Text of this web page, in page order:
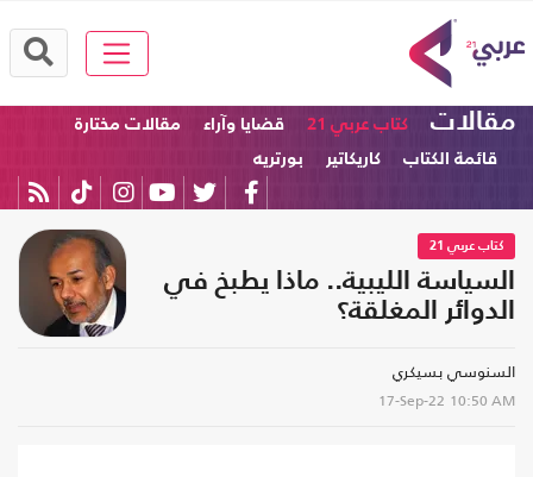
مقالات كتاب عربي 21 قضايا وآراء
مقالات مختارة
قائمة الكتاب
كاريكاتير بورتريه
كتاب عربي 21
السياسة الليبية.. ماذا يطبخ في
الدوائر المغلقة؟
السنوسي بسيكري
17-Sep-22 10:50 AM